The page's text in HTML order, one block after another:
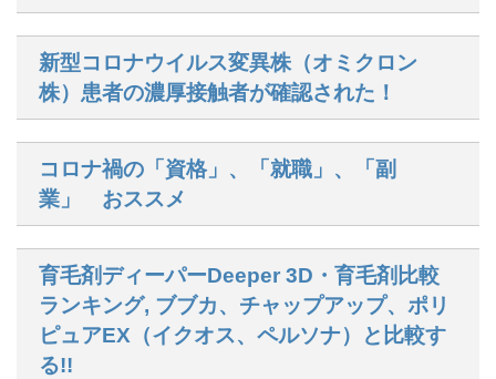
新型コロナウイルス変異株（オミクロン
株）患者の濃厚接触者が確認された！
コロナ禍の「資格」、「就職」、「副
業」 おススメ
育毛剤ディーパーDeeper 3D・育毛剤比較
ランキング, ブブカ、チャップアップ、ポリ
ピュアEX（イクオス、ペルソナ）と比較す
る!!